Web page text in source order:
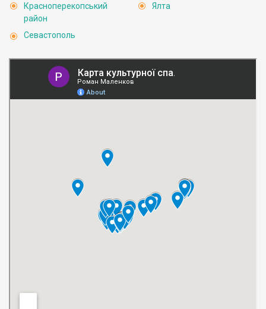
Красноперекопський
район
Севастополь
Ялта